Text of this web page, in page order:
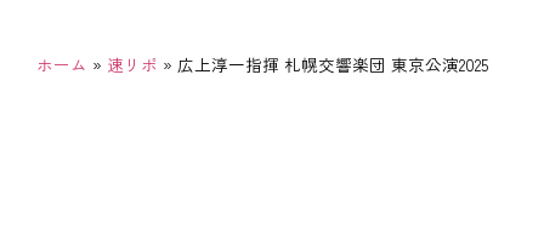
ホーム » 速リポ » 広上淳一指揮 札幌交響楽団 東京公演2025